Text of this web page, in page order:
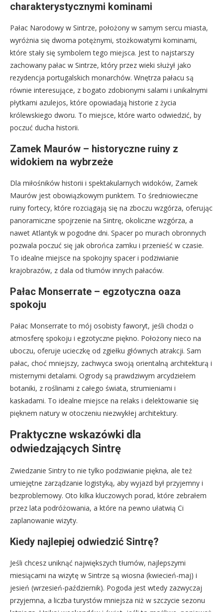
charakterystycznymi kominami
Pałac Narodowy w Sintrze, położony w samym sercu miasta,
wyróżnia się dwoma potężnymi, stożkowatymi kominami,
które stały się symbolem tego miejsca. Jest to najstarszy
zachowany pałac w Sintrze, który przez wieki służył jako
rezydencja portugalskich monarchów. Wnętrza pałacu są
równie interesujące, z bogato zdobionymi salami i unikalnymi
płytkami azulejos, które opowiadają historie z życia
królewskiego dworu. To miejsce, które warto odwiedzić, by
poczuć ducha historii.
Zamek Maurów – historyczne ruiny z
widokiem na wybrzeże
Dla miłośników historii i spektakularnych widoków, Zamek
Maurów jest obowiązkowym punktem. To średniowieczne
ruiny fortecy, które rozciągają się na zboczu wzgórza, oferując
panoramiczne spojrzenie na Sintrę, okoliczne wzgórza, a
nawet Atlantyk w pogodne dni. Spacer po murach obronnych
pozwala poczuć się jak obrońca zamku i przenieść w czasie.
To idealne miejsce na spokojny spacer i podziwianie
krajobrazów, z dala od tłumów innych pałaców.
Pałac Monserrate – egzotyczna oaza
spokoju
Pałac Monserrate to mój osobisty faworyt, jeśli chodzi o
atmosferę spokoju i egzotyczne piękno. Położony nieco na
uboczu, oferuje ucieczkę od zgiełku głównych atrakcji. Sam
pałac, choć mniejszy, zachwyca swoją orientalną architekturą i
misternymi detalami. Ogrody są prawdziwym arcydziełem
botaniki, z roślinami z całego świata, strumieniami i
kaskadami. To idealne miejsce na relaks i delektowanie się
pięknem natury w otoczeniu niezwykłej architektury.
Praktyczne wskazówki dla
odwiedzających Sintrę
Zwiedzanie Sintry to nie tylko podziwianie piękna, ale też
umiejętne zarządzanie logistyką, aby wyjazd był przyjemny i
bezproblemowy. Oto kilka kluczowych porad, które zebrałem
przez lata podróżowania, a które na pewno ułatwią Ci
zaplanowanie wizyty.
Kiedy najlepiej odwiedzić Sintrę?
Jeśli chcesz uniknąć największych tłumów, najlepszymi
miesiącami na wizytę w Sintrze są wiosna (kwiecień-maj) i
jesień (wrzesień-październik). Pogoda jest wtedy zazwyczaj
przyjemna, a liczba turystów mniejsza niż w szczycie sezonu